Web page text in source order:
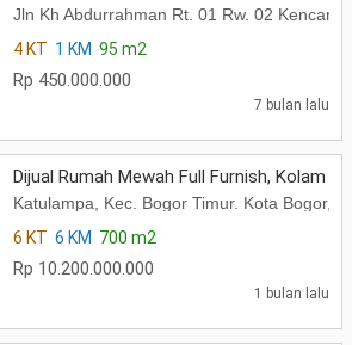
Jln Kh Abdurrahman Rt. 01 Rw. 02 Kencana
4 KT 1 KM 95 m2
Rp 450.000.000
7 bulan lalu
Dijual Rumah Mewah Full Furnish, Kolam
Katulampa, Kec. Bogor Timur. Kota Bogor,
6 KT 6 KM 700 m2
Rp 10.200.000.000
1 bulan lalu